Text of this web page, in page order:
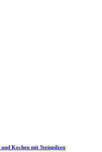
Kochen mit Steinpilzen